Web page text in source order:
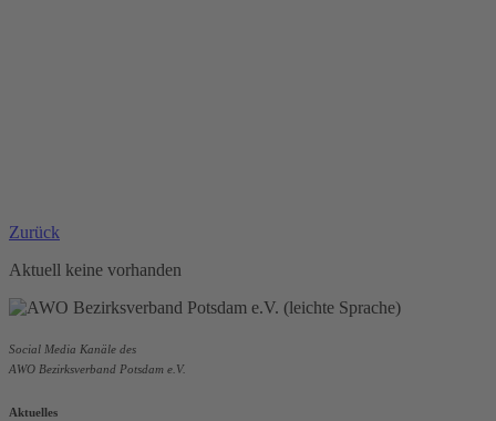
Zurück
Aktuell keine vorhanden
Social Media Kanäle des
AWO Bezirksverband Potsdam e.V.
Aktuelles